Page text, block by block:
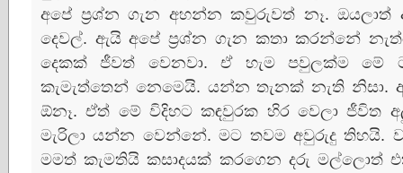
අපේ ප්‍රශ්න ගැන අහන්න කවුරුවත් නෑ.
දෙවල්. ඇයි අපේ ප්‍රශ්න ගැන කතා කරන්නේ
දෙකක්‌ ජීවත් වෙනවා. ඒ හැම පවුලක්‌ම මේ
කැමැත්තෙන් නෙමෙයි. යන්න තැනක්‌ නැති
ඕනෑ. ඒත් මේ විදිහට කඳවුරක හිර වෙලා ජීවිත
මැරිලා යන්න වෙන්නේ. මට තවම අවුරුදු තිහයි.
මමත් කැමතියි කසාදයක්‌ කරගෙන දරු මල්ලොත්